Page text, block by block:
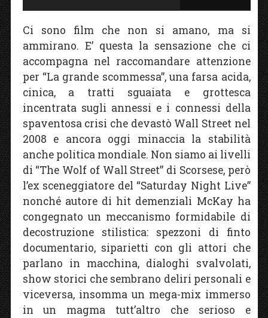
Ci sono film che non si amano, ma si
ammirano. E’ questa la sensazione che ci
accompagna nel raccomandare attenzione
per “La grande scommessa”, una farsa acida,
cinica, a tratti sguaiata e grottesca
incentrata sugli annessi e i connessi della
spaventosa crisi che devastò Wall Street nel
2008 e ancora oggi minaccia la stabilità
anche politica mondiale. Non siamo ai livelli
di “The Wolf of Wall Street” di Scorsese, però
l’ex sceneggiatore del “Saturday Night Live”
nonché autore di hit demenziali McKay ha
congegnato un meccanismo formidabile di
decostruzione stilistica: spezzoni di finto
documentario, siparietti con gli attori che
parlano in macchina, dialoghi svalvolati,
show storici che sembrano deliri personali e
viceversa, insomma un mega-mix immerso
in un magma tutt’altro che serioso e